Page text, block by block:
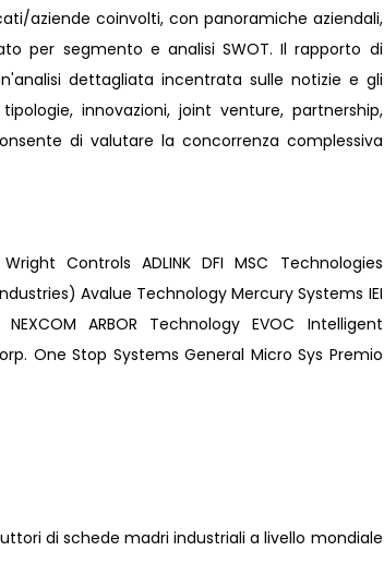
aziende coinvolti, con panoramiche aziendali,
per segmento e analisi SWOT. Il rapporto di
dettagliata incentrata sulle notizie e gli
innovazioni, joint venture, partnership,
di valutare la concorrenza complessiva
Controls ADLINK DFI MSC Technologies
Avalue Technology Mercury Systems IEI
ARBOR Technology EVOC Intelligent
One Stop Systems General Micro Sys Premio
di schede madri industriali a livello mondiale